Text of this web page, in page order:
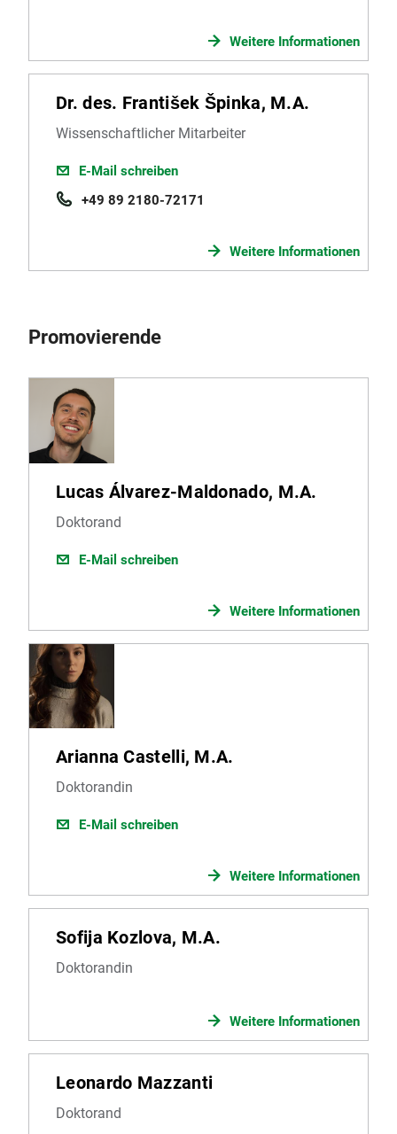
Weitere Informationen
Dr. des. František Špinka, M.A.
Wissenschaftlicher Mitarbeiter
E-Mail schreiben
+49 89 2180-72171
Weitere Informationen
Promovierende
Lucas Álvarez-Maldonado, M.A.
Doktorand
E-Mail schreiben
Weitere Informationen
Arianna Castelli, M.A.
Doktorandin
E-Mail schreiben
Weitere Informationen
Sofija Kozlova, M.A.
Doktorandin
Weitere Informationen
Leonardo Mazzanti
Doktorand